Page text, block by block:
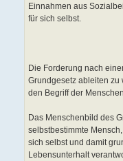
Einnahmen aus
für sich selbst.
Die Forderung nach
Grundgesetz ableiten
den Begriff der
Das Menschenbild des
selbstbestimmte
sich selbst und damit
Lebensunterhalt